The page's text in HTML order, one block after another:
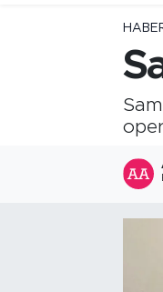
Samsun
Trafik Durumu
Süper Lig
Tüm